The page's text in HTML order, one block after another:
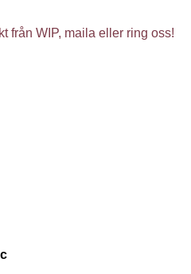
från WIP, maila eller ring oss!